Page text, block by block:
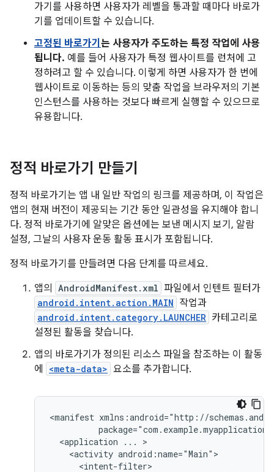
가기를 사용하면 사용자가 레벨을 통과할 때마다 바로가
기를 업데이트할 수 있습니다.
고정된 바로가기 는 사용자가 주도하는 특정 작업에 사용
됩니다. 예를 들어 사용자가 특정 웹사이트를 런처에 고
정하려고 할 수 있습니다. 이렇게 하면 사용자가 한 번에
웹사이트로 이동하는 등의 맞춤 작업을 브라우저의 기본
인스턴스를 사용하는 것보다 빠르게 실행할 수 있으므로
유용합니다.
정적 바로가기 만들기
정적 바로가기는 앱 내 일반 작업의 링크를 제공하며, 이 작업은
앱의 현재 버전이 제공되는 기간 동안 일관성을 유지해야 합니
다. 정적 바로가기에 알맞은 옵션에는 보낸 메시지 보기, 알람
설정, 그날의 사용자 운동 활동 표시가 포함됩니다.
정적 바로가기를 만들려면 다음 단계를 따르세요.
앱의
AndroidManifest.xml 파일에서 인텐트 필터가
android.intent.action.MAIN 작업과
android.intent.category.LAUNCHER 카테고리로
설정된 활동을 찾습니다.
앱의 바로가기가 정의된 리소스 파일을 참조하는 이 활동
에
<meta-data> 요소를 추가합니다.
<manifest
<application ...
<activity